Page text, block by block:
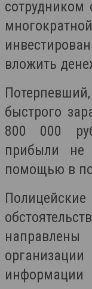
сотрудником
вложить
быстрого
800 000
прибыли не
помощью в